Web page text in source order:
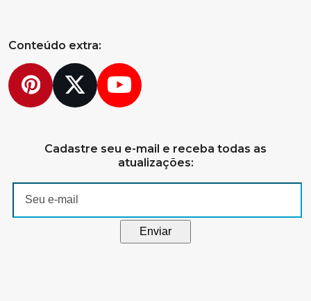
Conteúdo extra:
Pinterest
TwitterYouTube
Cadastre seu e-mail e receba todas as
atualizações: